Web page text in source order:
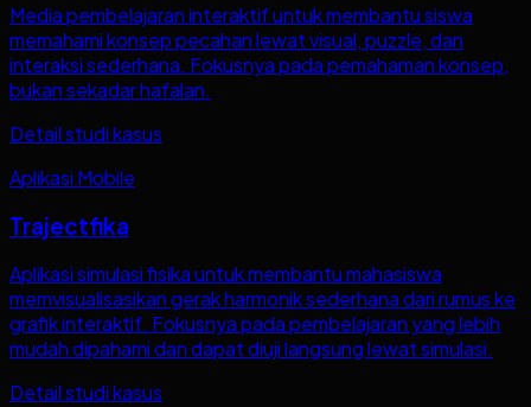
Media pembelajaran interaktif untuk membantu siswa
memahami konsep pecahan lewat visual, puzzle, dan
interaksi sederhana. Fokusnya pada pemahaman konsep,
bukan sekadar hafalan.
Detail studi kasus
Aplikasi Mobile
Trajectfika
Aplikasi simulasi fisika untuk membantu mahasiswa
memvisualisasikan gerak harmonik sederhana dari rumus ke
grafik interaktif. Fokusnya pada pembelajaran yang lebih
mudah dipahami dan dapat diuji langsung lewat simulasi.
Detail studi kasus